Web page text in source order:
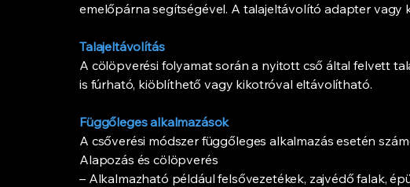
emelőpárna segítségével. A talajeltávolító adapter vagy
Talajeltávolítás
A cölöpverési folyamat során a nyitott cső által felvett
is fúrható, kiöblíthető vagy kikotróval eltávolítható.
Függőleges alkalmazások
A csőverési módszer függőleges alkalmazás esetén
Alapozás és cölöpverés
– Alkalmazható például felsővezetékek, zajvédő falak,